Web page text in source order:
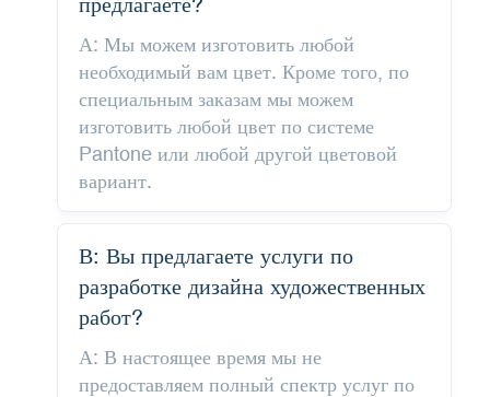
А: Мы можем изготовить любой
необходимый вам цвет. Кроме того, по
специальным заказам мы можем
изготовить любой цвет по системе
Pantone или любой другой цветовой
вариант.
В: Вы предлагаете услуги по
разработке дизайна художественных
работ?
А: В настоящее время мы не
предоставляем полный спектр услуг по